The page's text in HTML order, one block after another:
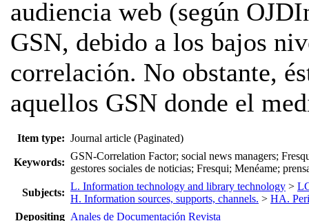
audiencia web (según
GSN, debido a los bajos
correlación. No obstante,
aquellos GSN donde el
Item type: Journal article (Paginated)
Keywords:
GSN-Correlation Factor; social news managers;
gestores sociales de noticias; Fresqui; Menéame;
Subjects:
L. Information technology and library technology >
H. Information sources, supports, channels. > HA.
Depositing Anales de Documentación Revista